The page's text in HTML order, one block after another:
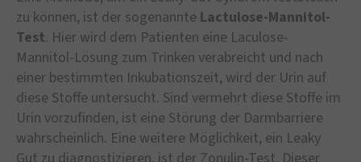
zu können, ist der sogenannte Lactulose-Mannitol-
Test. Hier wird dem Patienten eine Laculose-
Mannitol-Lösung zum Trinken verabreicht und nach
einer bestimmten Inkubationszeit, wird der Urin auf
diese Stoffe untersucht. Sind vermehrt diese Stoffe im
Urin vorzufinden, ist eine Störung der Darmbarriere
wahrscheinlich. Eine weitere Möglichkeit, ein Leaky